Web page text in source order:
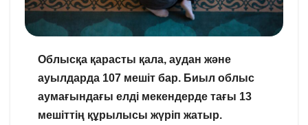
Облысқа қарасты қала, аудан және
ауылдарда 107 мешіт бар. Биыл облыс
аумағындағы елді мекендерде тағы 13
мешіттің құрылысы жүріп жатыр.